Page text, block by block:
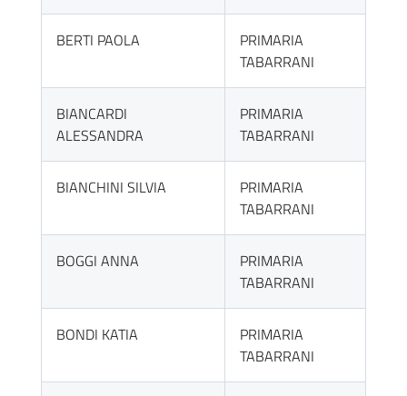
BERTI PAOLA
PRIMARIA
TABARRANI
BIANCARDI
ALESSANDRA
PRIMARIA
TABARRANI
BIANCHINI SILVIA
PRIMARIA
TABARRANI
BOGGI ANNA
PRIMARIA
TABARRANI
BONDI KATIA
PRIMARIA
TABARRANI